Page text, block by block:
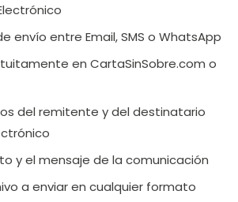
envío entre Email, SMS o WhatsApp
en CartaSinSobre.com o
del remitente y del destinatario
y el mensaje de la comunicación
a enviar en cualquier formato